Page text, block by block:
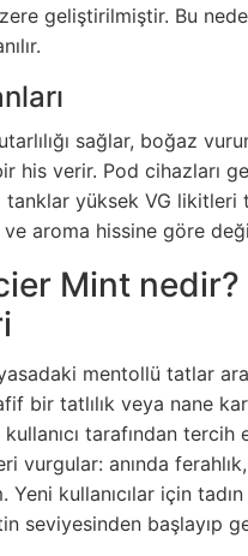
geliştirilmiştir. Bu
sağlar, boğaz
his verir. Pod cihazları
tanklar yüksek VG
aroma hissine göre
Mint nedir?
mentollü tatlar
bir tatlılık veya nane
tarafından
vurgular: anında
Yeni kullanıcılar için
seviyesinden başlayıp